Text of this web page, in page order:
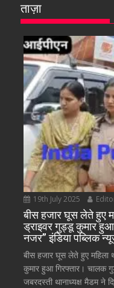
ताज़ा
19th July 2025
बीस हजार घूस लेते हुए
ड्राइवर गुड्डू कुमार हुआ
नजर” इंडिया पब्लिक
बीस हजार घूस लेते हुए महिला
कुमार हुआ गिरफ्तार। चालक
जबरदस्ती थानाध्यक्ष मैडम ने